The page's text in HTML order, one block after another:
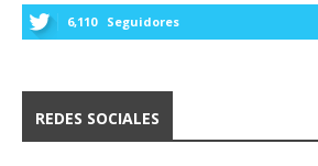
6,110 Seguidores
REDES SOCIALES